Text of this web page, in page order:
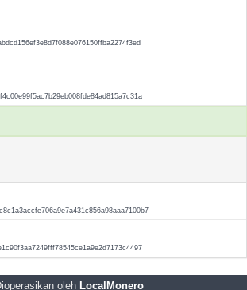
oleh LocalMonero